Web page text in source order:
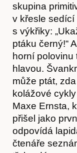
skupina
v křesle
s výkřiky:
ptáku černý!“
horní polovinu
hlavou.
může ptát,
kolážové
Maxe Ernsta,
přišel jako
odpovídá
čtenáře